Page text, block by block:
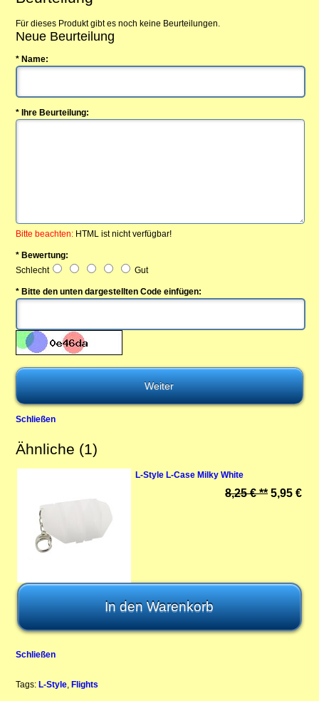
Für dieses Produkt gibt es noch keine Beurteilungen.
Neue Beurteilung
* Name:
* Ihre Beurteilung:
Bitte beachten: HTML ist nicht verfügbar!
* Bewertung:
Schlecht
Gut
* Bitte den unten dargestellten Code einfügen:
Schließen
Ähnliche (1)
L-Style L-Case Milky White
8,25 € ** 5,95 €
Schließen
Tags: L-Style, Flights